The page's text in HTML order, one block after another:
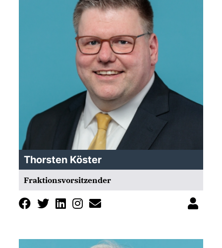
Thorsten Köster
Fraktionsvorsitzender